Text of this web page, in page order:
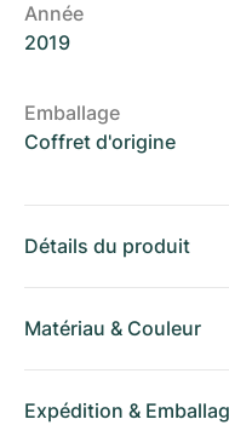
Année
2019
Emballage
Coffret d'origine
Détails du produit
Matériau & Couleur
Expédition &